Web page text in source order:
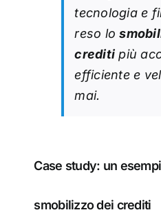
tecnologia e
reso lo
crediti più
efficiente e
mai.
Case study: un
smobilizzo dei crediti